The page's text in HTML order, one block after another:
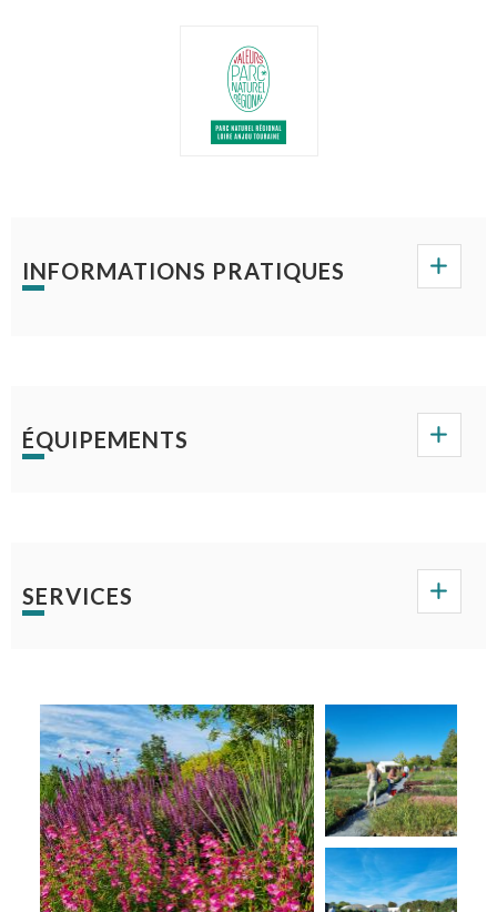
INFORMATIONS PRATIQUES
ÉQUIPEMENTS
SERVICES